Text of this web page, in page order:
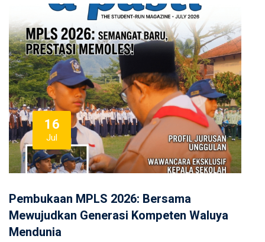
16
Jul
Pembukaan MPLS 2026: Bersama
Mewujudkan Generasi Kompeten Waluya
Mendunia